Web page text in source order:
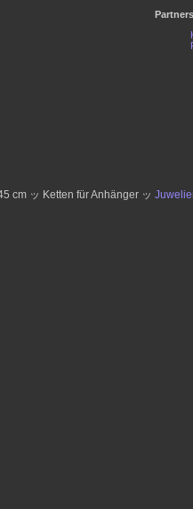
cm ッ Ketten für Anhänger ッ